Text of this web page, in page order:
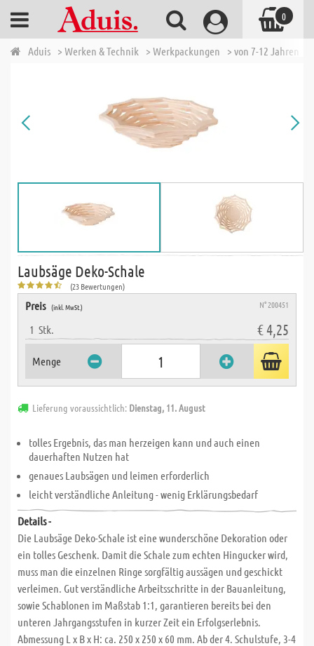
Aduis > Werken & Technik > Werkpackungen > von 7-12 Jahren
Laubsäge Deko-Schale
(23 Bewertungen)
Preis (inkl. MwSt.) N° 200451
1 Stk. € 4,25
Menge
Lieferung voraussichtlich: Dienstag, 11. August
tolles Ergebnis, das man herzeigen kann und auch einen
dauerhaften Nutzen hat
genaues Laubsägen und leimen erforderlich
leicht verständliche Anleitung - wenig Erklärungsbedarf
Details -
Die Laubsäge Deko-Schale ist eine wunderschöne Dekoration oder
ein tolles Geschenk. Damit die Schale zum echten Hingucker wird,
muss man die einzelnen Ringe sorgfältig aussägen und geschickt
verleimen. Gut verständliche Arbeitsschritte in der Bauanleitung,
sowie Schablonen im Maßstab 1:1, garantieren bereits bei den
unteren Jahrgangsstufen in kurzer Zeit ein Erfolgserlebnis.
Abmessung L x B x H: ca. 250 x 250 x 60 mm. Ab der 4. Schulstufe, 3-4
0